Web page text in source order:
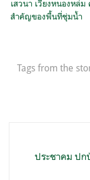
เสวนา เวียงหนองหล่ม
สำคัญของพื้นที่ชุ่มน้ำ
Tags from the
เรื่องประชาคม ปก